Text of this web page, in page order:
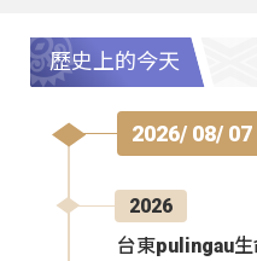
歷史上的今天
2026/ 08/ 07
2026
台東pulingau生